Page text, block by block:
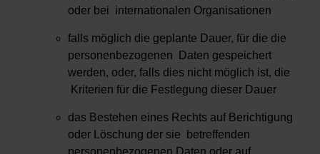
oder bei internationalen Organisationen
falls möglich die geplante Dauer, für die die
personenbezogenen Daten gespeichert
werden, oder, falls dies nicht möglich ist, die
Kriterien für die Festlegung dieser Dauer
das Bestehen eines Rechts auf Berichtigung
oder Löschung der sie betreffenden
personenbezogenen Daten oder auf